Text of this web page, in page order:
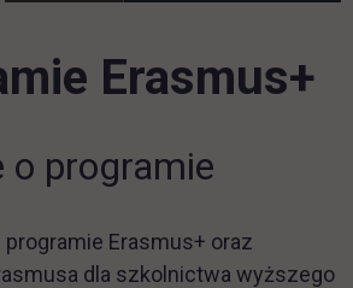
Erasmus+
o programie
programie Erasmus+ oraz
dla szkolnictwa wyższego